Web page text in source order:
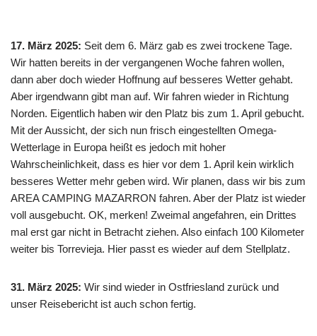
17. März 2025: Seit dem 6. März gab es zwei trockene Tage.
Wir hatten bereits in der vergangenen Woche fahren wollen,
dann aber doch wieder Hoffnung auf besseres Wetter gehabt.
Aber irgendwann gibt man auf. Wir fahren wieder in Richtung
Norden. Eigentlich haben wir den Platz bis zum 1. April gebucht.
Mit der Aussicht, der sich nun frisch eingestellten Omega-
Wetterlage in Europa heißt es jedoch mit hoher
Wahrscheinlichkeit, dass es hier vor dem 1. April kein wirklich
besseres Wetter mehr geben wird. Wir planen, dass wir bis zum
AREA CAMPING MAZARRON fahren. Aber der Platz ist wieder
voll ausgebucht. OK, merken! Zweimal angefahren, ein Drittes
mal erst gar nicht in Betracht ziehen. Also einfach 100 Kilometer
weiter bis Torrevieja. Hier passt es wieder auf dem Stellplatz.
31. März 2025: Wir sind wieder in Ostfriesland zurück und
unser Reisebericht ist auch schon fertig.